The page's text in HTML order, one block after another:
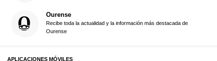
Ourense
Recibe toda la actualidad y la información más destacada de
Ourense
APLICACIONES MÓVILES